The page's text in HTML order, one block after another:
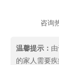
咨询
温馨提示：
的家人需要